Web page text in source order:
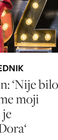
‘Nije bilo
moji